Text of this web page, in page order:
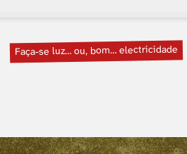
Faça-se luz… ou, bom… electricidade